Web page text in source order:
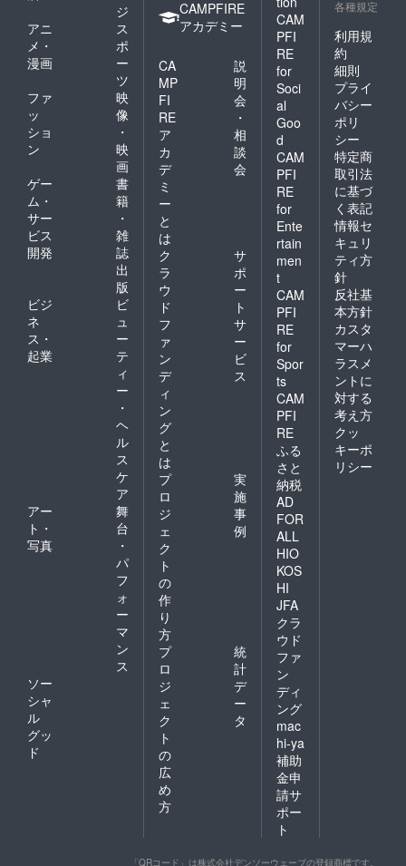
ジ
アニ
メ・
漫画
ス
ポ
ー
ツ
ファ
ッ
ショ
ン
映
像
・
映
画
ゲー
ム・
サー
ビス
開発
書
籍
・
雑
誌
出
版
ビジ
ネ
ス・
起業
ビ
ュ
ー
テ
ィ
ー
・
ヘ
ル
ス
ケ
ア
アー
ト・
写真
舞
台
・
パ
フ
ォ
ー
マ
ン
ス
ソー
シャ
ル
グッ
ド
CAMPFIRE
アカデミー
CA
MP
FI
RE
ア
カ
デ
ミ
ー
と
は
説
明
会
・
相
談
会
ク
ラ
ウ
ド
フ
ァ
ン
デ
ィ
ン
グ
と
は
サ
ポ
ー
ト
サ
ー
ビ
ス
プ
ロ
ジ
ェ
ク
ト
の
作
り
方
実
施
事
例
プ
ロ
ジ
ェ
ク
ト
の
広
め
方
統
計
デ
ー
タ
CAM
PFI
RE
for
Soci
al
Goo
d
CAM
PFI
RE
for
Ente
rtain
men
t
CAM
PFI
RE
for
Spor
ts
CAM
PFI
RE
ふる
さと
納税
AD
FOR
ALL
HIO
KOS
HI
JFA
クラ
ウド
ファ
ン
ディ
ング
mac
hi-ya
補助
金申
請サ
ポー
ト
各種規定
利用規
約
細則
プライ
バシー
ポリ
シー
特定商
取引法
に基づ
く表記
情報セ
キュリ
ティ方
針
反社基
本方針
カスタ
マーハ
ラスメ
ントに
対する
考え方
クッ
キーポ
リシー
「QRコード」は株式会社デンソーウェーブの登録商標です。